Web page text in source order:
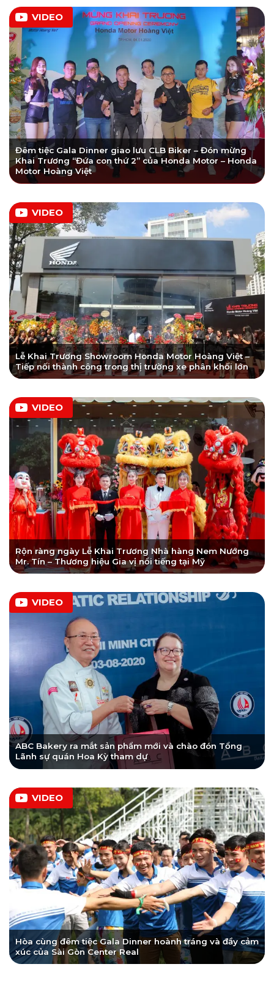
VIDEO
Đêm tiệc Gala Dinner giao lưu CLB Biker – Đón mừng
Khai Trương “Đứa con thứ 2” của Honda Motor – Honda
Motor Hoàng Việt
VIDEO
Lễ Khai Trương Showroom Honda Motor Hoàng Việt –
Tiếp nối thành công trong thị trường xe phân khối lớn
VIDEO
Rộn ràng ngày Lễ Khai Trương Nhà hàng Nem Nướng
Mr. Tín – Thương hiệu Gia vị nổi tiếng tại Mỹ
VIDEO
ABC Bakery ra mắt sản phẩm mới và chào đón Tổng
Lãnh sự quán Hoa Kỳ tham dự
VIDEO
Hòa cùng đêm tiệc Gala Dinner hoành tráng và đầy cảm
xúc của Sài Gòn Center Real